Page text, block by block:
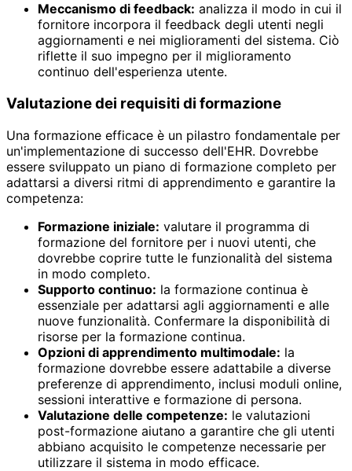
Meccanismo di feedback: analizza il modo in cui il
fornitore incorpora il feedback degli utenti negli
aggiornamenti e nei miglioramenti del sistema. Ciò
riflette il suo impegno per il miglioramento
continuo dell'esperienza utente.
Valutazione dei requisiti di formazione
Una formazione efficace è un pilastro fondamentale per
un'implementazione di successo dell'EHR. Dovrebbe
essere sviluppato un piano di formazione completo per
adattarsi a diversi ritmi di apprendimento e garantire la
competenza:
Formazione iniziale: valutare il programma di
formazione del fornitore per i nuovi utenti, che
dovrebbe coprire tutte le funzionalità del sistema
in modo completo.
Supporto continuo: la formazione continua è
essenziale per adattarsi agli aggiornamenti e alle
nuove funzionalità. Confermare la disponibilità di
risorse per la formazione continua.
Opzioni di apprendimento multimodale: la
formazione dovrebbe essere adattabile a diverse
preferenze di apprendimento, inclusi moduli online,
sessioni interattive e formazione di persona.
Valutazione delle competenze: le valutazioni
post-formazione aiutano a garantire che gli utenti
abbiano acquisito le competenze necessarie per
utilizzare il sistema in modo efficace.